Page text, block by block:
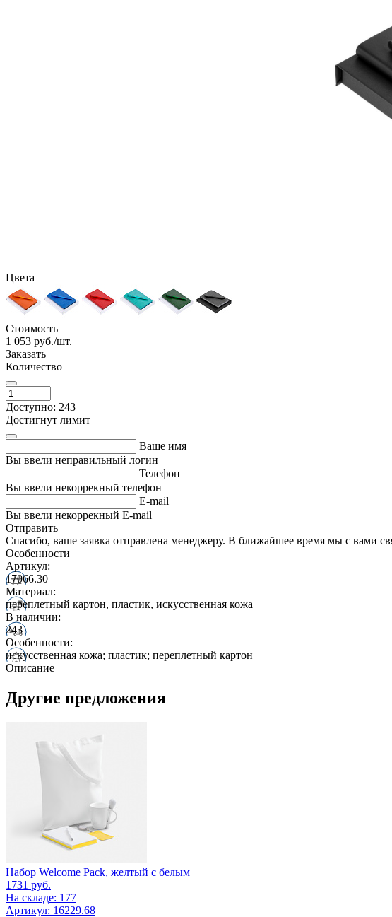
Цвета
Стоимость
1 053 руб./шт.
Заказать
Количество
Доступно: 243
Достигнут лимит
Ваше имя
Вы ввели неправильный логин
Телефон
Вы ввели некоррекный телефон
E-mail
Вы ввели некоррекный E-mail
Отправить
Спасибо, ваше заявка отправлена менеджеру. В ближайшее время мы с вами
Особенности
Артикул:
17066.30
Материал:
переплетный картон, пластик, искусственная кожа
В наличии:
243
Особенности:
искусственная кожа; пластик; переплетный картон
Описание
Другие предложения
Набор Welcome Pack, желтый с белым
1731 руб.
На складе: 177
Артикул: 16229.68